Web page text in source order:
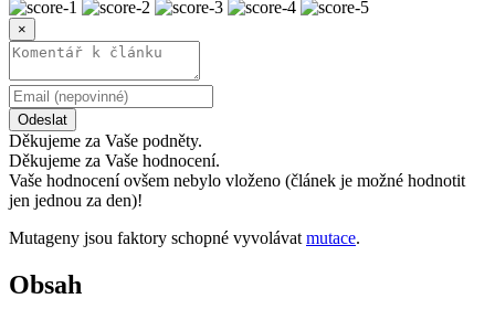
×
Odeslat
Děkujeme za Vaše podněty.
Děkujeme za Vaše hodnocení.
Vaše hodnocení ovšem nebylo vloženo (článek je možné hodnotit
jen jednou za den)!
Mutageny jsou faktory schopné vyvolávat mutace.
Obsah